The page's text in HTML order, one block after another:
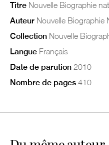
Titre Nouvelle Biographie
Auteur Nouvelle Biographie
Collection Nouvelle
Langue Français
Date de parution 2010
Nombre de pages 410